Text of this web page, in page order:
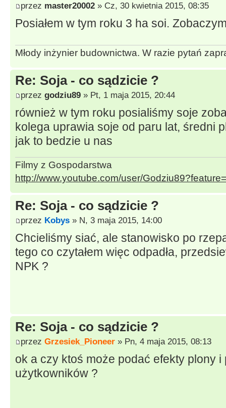
przez master20002 » Cz, 30 kwietnia 2015, 08:35
Posiałem w tym roku 3 ha soi.
Młody inżynier budownictwa. W razie pytań
Re: Soja - co sądzicie ?
przez godziu89 » Pt, 1 maja 2015, 20:44
również w tym roku posialiśmy soje
kolega uprawia soje od paru lat, średni
jak to bedzie u nas
Filmy z Gospodarstwa
http://www.youtube.com/user/
Re: Soja - co sądzicie ?
przez Kobys » N, 3 maja 2015, 14:00
Chcieliśmy siać, ale stanowisko po
tego co czytałem więc odpadła,
NPK ?
Re: Soja - co sądzicie ?
przez Grzesiek_Pioneer » Pn, 4 maja 2015, 08:13
ok a czy ktoś może podać efekty plony i
użytkowników ?